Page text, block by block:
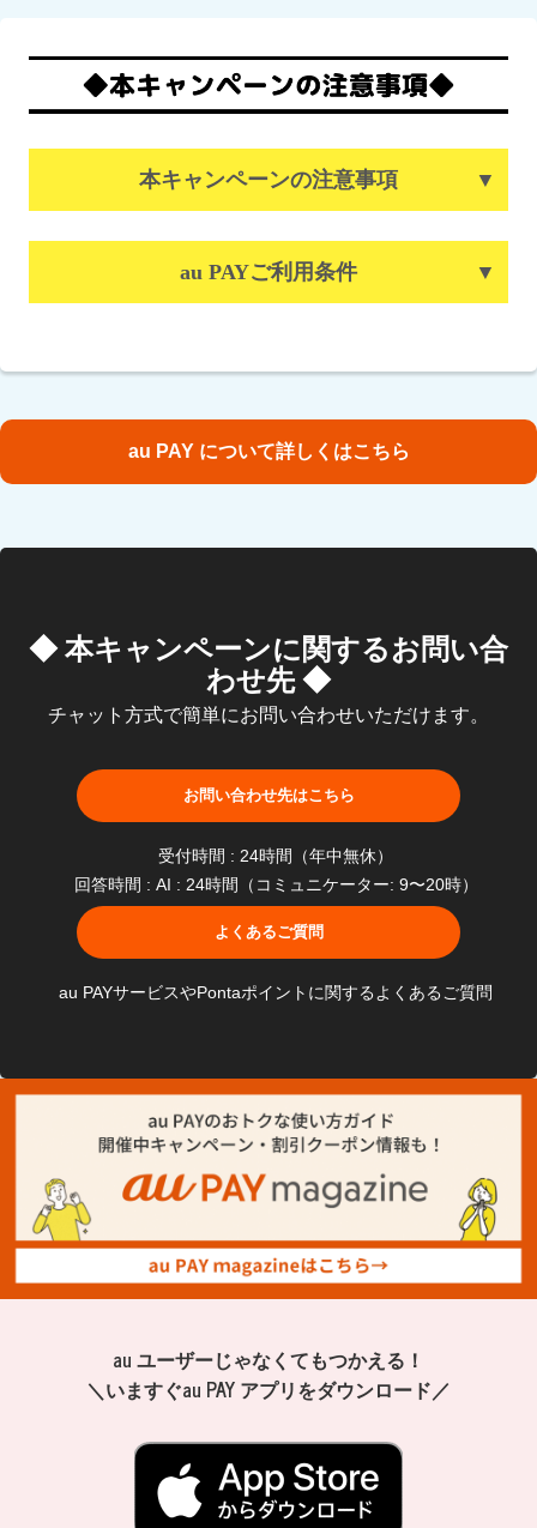
本キャンペーンの注意事項
au PAYご利用条件
au PAY について詳しくはこちら
◆ 本キャンペーンに関するお問い合
わせ先 ◆
チャット方式で簡単にお問い合わせいただけます。
お問い合わせ先はこちら
受付時間 : 24時間（年中無休）
回答時間 : AI : 24時間（コミュニケーター: 9〜20時）
よくあるご質問
au PAYサービスやPontaポイントに関するよくあるご質問
au ユーザーじゃなくてもつかえる！
＼いますぐau PAY アプリをダウンロード／